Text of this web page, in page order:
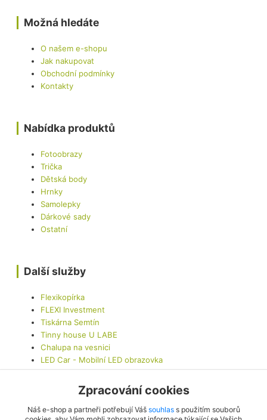
Možná hledáte
O našem e-shopu
Jak nakupovat
Obchodní podmínky
Kontakty
Nabídka produktů
Fotoobrazy
Trička
Dětská body
Hrnky
Samolepky
Dárkové sady
Ostatní
Další služby
Flexikopírka
FLEXI Investment
Tiskárna Semtín
Tinny house U LABE
Chalupa na vesnici
LED Car - Mobilní LED obrazovka
Zpracování cookies
Náš e-shop a partneři potřebují Váš souhlass použitím souborů